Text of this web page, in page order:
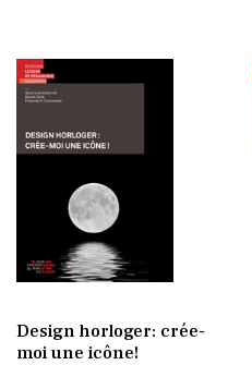
Design horloger: crée-
moi une icône!